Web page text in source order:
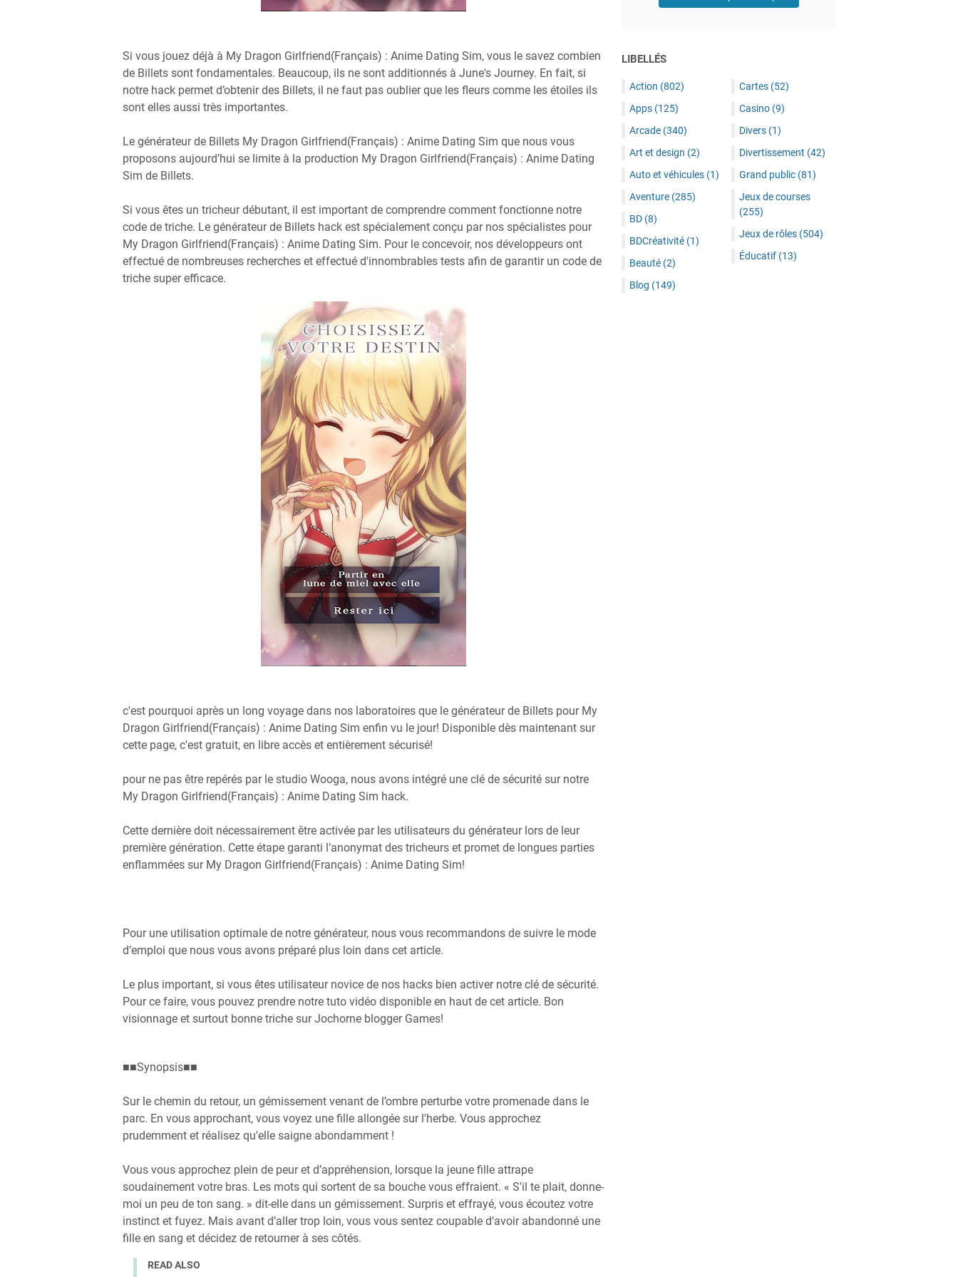
Si vous jouez déjà à My Dragon Girlfriend(Français) : Anime Dating Sim, vous le savez combien
de Billets sont fondamentales. Beaucoup, ils ne sont additionnés à June's Journey. En fait, si
notre hack permet d’obtenir des Billets, il ne faut pas oublier que les fleurs comme les étoiles ils
sont elles aussi très importantes.
Le générateur de Billets My Dragon Girlfriend(Français) : Anime Dating Sim que nous vous
proposons aujourd’hui se limite à la production My Dragon Girlfriend(Français) : Anime Dating
Sim de Billets.
Si vous êtes un tricheur débutant, il est important de comprendre comment fonctionne notre
code de triche. Le générateur de Billets hack est spécialement conçu par nos spécialistes pour
My Dragon Girlfriend(Français) : Anime Dating Sim. Pour le concevoir, nos développeurs ont
effectué de nombreuses recherches et effectué d'innombrables tests afin de garantir un code de
triche super efficace.
c'est pourquoi après un long voyage dans nos laboratoires que le générateur de Billets pour My
Dragon Girlfriend(Français) : Anime Dating Sim enfin vu le jour! Disponible dès maintenant sur
cette page, c'est gratuit, en libre accès et entièrement sécurisé!
pour ne pas être repérés par le studio Wooga, nous avons intégré une clé de sécurité sur notre
My Dragon Girlfriend(Français) : Anime Dating Sim hack.
Cette dernière doit nécessairement être activée par les utilisateurs du générateur lors de leur
première génération. Cette étape garanti l’anonymat des tricheurs et promet de longues parties
enflammées sur My Dragon Girlfriend(Français) : Anime Dating Sim!
Pour une utilisation optimale de notre générateur, nous vous recommandons de suivre le mode
d’emploi que nous vous avons préparé plus loin dans cet article.
Le plus important, si vous êtes utilisateur novice de nos hacks bien activer notre clé de sécurité.
Pour ce faire, vous pouvez prendre notre tuto vidéo disponible en haut de cet article. Bon
visionnage et surtout bonne triche sur Jochorne blogger Games!
■■Synopsis■■
Sur le chemin du retour, un gémissement venant de l’ombre perturbe votre promenade dans le
parc. En vous approchant, vous voyez une fille allongée sur l'herbe. Vous approchez
prudemment et réalisez qu'elle saigne abondamment !
Vous vous approchez plein de peur et d’appréhension, lorsque la jeune fille attrape
soudainement votre bras. Les mots qui sortent de sa bouche vous effraient. « S'il te plait, donne-
moi un peu de ton sang. » dit-elle dans un gémissement. Surpris et effrayé, vous écoutez votre
instinct et fuyez. Mais avant d’aller trop loin, vous vous sentez coupable d’avoir abandonné une
fille en sang et décidez de retourner à ses côtés.
READ ALSO
LIBELLÉS
Action (802)
Apps (125)
Arcade (340)
Art et design (2)
Auto et véhicules (1)
Aventure (285)
BD (8)
BDCréativité (1)
Beauté (2)
Blog (149)
Cartes (52)
Casino (9)
Divers (1)
Divertissement (42)
Grand public (81)
Jeux de courses
(255)
Jeux de rôles (504)
Éducatif (13)